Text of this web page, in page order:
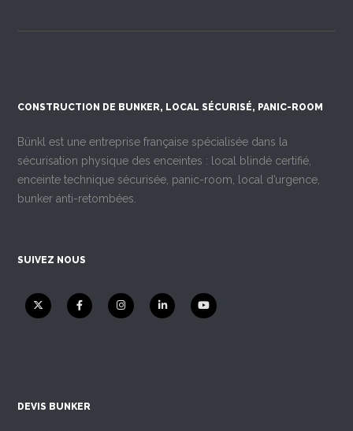
CONSTRUCTION DE BUNKER, LOCAL SÉCURISÉ, PANIC-ROOM
Bünkl est une entreprise française spécialisée dans la
sécurisation physique des enceintes : local blindé certifié,
enceinte technique sécurisée, panic-room, local d’urgence,
bunker anti-retombées.
SUIVEZ NOUS
DEVIS BUNKER